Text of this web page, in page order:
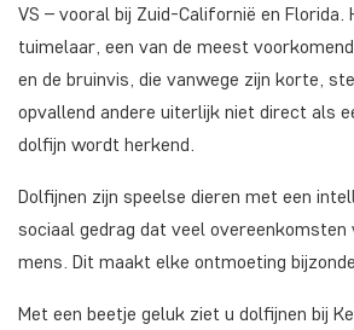
VS – vooral bij Zuid-Californië en Florida.
tuimelaar, een van de meest
en de bruinvis, die vanwege zijn korte,
opvallend andere uiterlijk niet direct als
dolfijn wordt herkend.
Dolfijnen zijn speelse dieren met een
sociaal gedrag dat veel
mens. Dit maakt elke ontmoeting
Met een beetje geluk ziet u dolfijnen bij